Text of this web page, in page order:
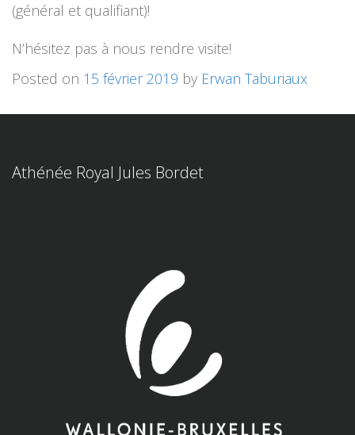
(général et qualifiant)!
N’hésitez pas à nous rendre visite!
Posted on 15 février 2019 by Erwan Taburiaux
Athénée Royal Jules Bordet